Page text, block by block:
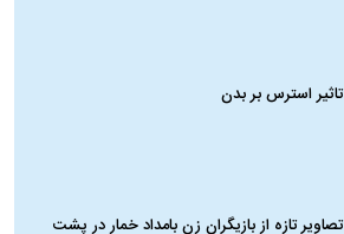
تاثیر استرس بر بدن
تصاویر تازه از بازیگران زن بامداد خمار در پشت